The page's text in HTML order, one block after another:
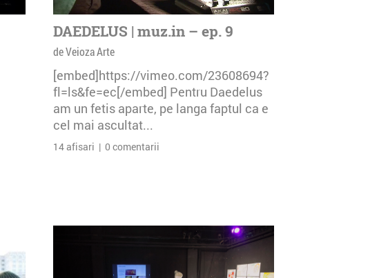
DAEDELUS | muz.in – ep. 9
de Veioza Arte
[embed]https://vimeo.com/23608694?
fl=ls&fe=ec[/embed] Pentru Daedelus
am un fetis aparte, pe langa faptul ca e
cel mai ascultat...
14 afisari | 0 comentarii